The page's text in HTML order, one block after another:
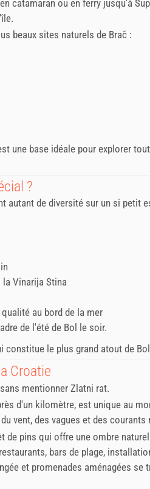
catamaran ou en ferry jusqu'à
beaux sites naturels de Brač :
une base idéale pour explorer
?
autant de diversité sur un si petit
la Vinarija Stina
au bord de la mer
de l'été de Bol le soir.
le plus grand atout de
Croatie
mentionner Zlatni rat.
d'un kilomètre, est unique au
vent, des vagues et des courants
de pins qui offre une ombre
bars de plage,
et promenades aménagées se